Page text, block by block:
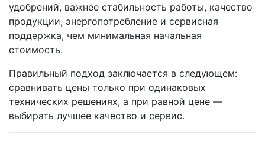
удобрений, важнее стабильность работы, качество
продукции, энергопотребление и сервисная
поддержка, чем минимальная начальная
стоимость.
Правильный подход заключается в следующем:
сравнивать цены только при одинаковых
технических решениях, а при равной цене —
выбирать лучшее качество и сервис.